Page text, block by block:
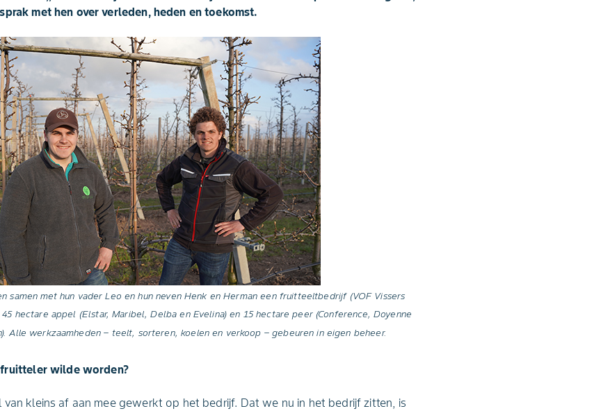
met hen over verleden, heden en toekomst.
samen met hun vader Leo en hun neven Henk en Herman een fruitteeltbedrijf (VOF Vissers
hectare appel (Elstar, Maribel, Delba en Evelina) en 15 hectare peer (Conference, Doyenne
Alle werkzaamheden – teelt, sorteren, koelen en verkoop – gebeuren in eigen beheer.
wilde worden?
van kleins af aan mee gewerkt op het bedrijf. Dat we nu in het bedrijf zitten, is